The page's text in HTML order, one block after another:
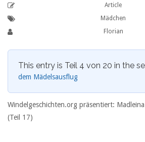
Article
Mädchen
Florian
This entry is Teil 4 von 20 in the
dem Mädelsausflug
Windelgeschichten.org präsentiert:
(Teil 17)